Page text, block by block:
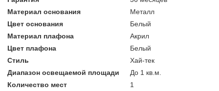
Материал основания
Металл
Цвет основания
Белый
Материал плафона
Акрил
Цвет плафона
Белый
Стиль
Хай-тек
Диапазон освещаемой площади
До 1 кв.м.
Количество мест
1